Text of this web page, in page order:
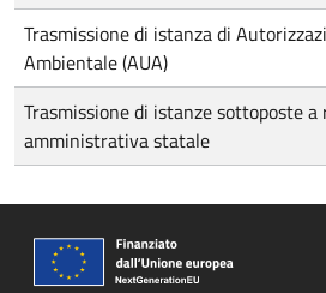
Trasmissione di istanza di
Ambientale (AUA)
Trasmissione di istanze sottoposte a
amministrativa statale